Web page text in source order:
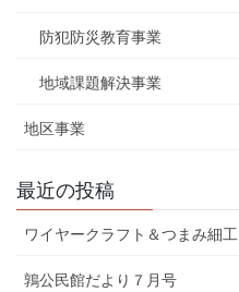
防犯防災教育事業
地域課題解決事業
地区事業
最近の投稿
ワイヤークラフト＆つまみ細工
鶉公民館だより７月号